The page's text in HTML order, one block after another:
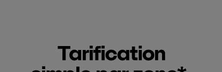
Tarification